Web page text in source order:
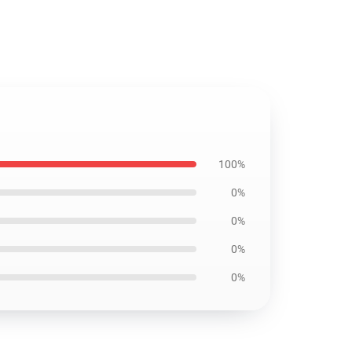
100%
0%
0%
0%
0%